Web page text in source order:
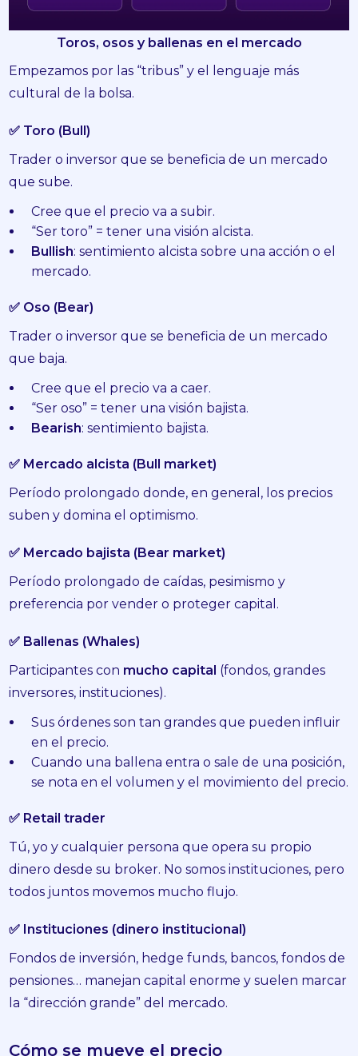
Toros, osos y ballenas en el mercado
Empezamos por las “tribus” y el lenguaje más
cultural de la bolsa.
✅ Toro (Bull)
Trader o inversor que se beneficia de un mercado
que sube.
Cree que el precio va a subir.
“Ser toro” = tener una visión alcista.
Bullish: sentimiento alcista sobre una acción o el
mercado.
✅ Oso (Bear)
Trader o inversor que se beneficia de un mercado
que baja.
Cree que el precio va a caer.
“Ser oso” = tener una visión bajista.
Bearish: sentimiento bajista.
✅ Mercado alcista (Bull market)
Período prolongado donde, en general, los precios
suben y domina el optimismo.
✅ Mercado bajista (Bear market)
Período prolongado de caídas, pesimismo y
preferencia por vender o proteger capital.
✅ Ballenas (Whales)
Participantes con mucho capital (fondos, grandes
inversores, instituciones).
Sus órdenes son tan grandes que pueden influir
en el precio.
Cuando una ballena entra o sale de una posición,
se nota en el volumen y el movimiento del precio.
✅ Retail trader
Tú, yo y cualquier persona que opera su propio
dinero desde su broker. No somos instituciones, pero
todos juntos movemos mucho flujo.
✅ Instituciones (dinero institucional)
Fondos de inversión, hedge funds, bancos, fondos de
pensiones… manejan capital enorme y suelen marcar
la “dirección grande” del mercado.
Cómo se mueve el precio